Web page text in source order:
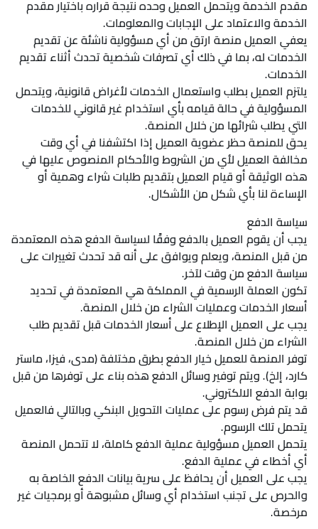
مقدم الخدمة ويتحمل العميل وحده نتيجة قراره باختيار مقدم
الخدمة والاعتماد على الإجابات والمعلومات.
يعفي العميل منصة ارتق من أي مسؤولية ناشئة عن تقديم
الخدمات له، بما في ذلك أي تصرفات شخصية تحدث أثناء تقديم
الخدمات.
يلتزم العميل بطلب واستعمال الخدمات لأغراض قانونية، ويتحمل
المسؤولية في حالة قيامه بأي استخدام غير قانوني للخدمات
التي يطلب شرائها من خلال المنصة.
يحق للمنصة حظر عضوية العميل إذا اكتشفنا في أي وقت
مخالفة العميل لأي من الشروط والأحكام المنصوص عليها في
هذه الوثيقة أو قيام العميل بتقديم طلبات شراء وهمية أو
الإساءة لنا بأي شكل من الأشكال.
سياسة الدفع
يجب أن يقوم العميل بالدفع وفقًا لسياسة الدفع هذه المعتمدة
من قبل المنصة، ويعلم ويوافق على أنه قد تحدث تغييرات على
سياسة الدفع من وقت لآخر.
تكون العملة الرسمية في المملكة هي المعتمدة في تحديد
أسعار الخدمات وعمليات الشراء من خلال المنصة.
يجب على العميل الإطلاع على أسعار الخدمات قبل تقديم طلب
الشراء من خلال المنصة.
توفر المنصة للعميل خيار الدفع بطرق مختلفة (مدى، فيزا، ماستر
كارد، إلخ). ويتم توفير وسائل الدفع هذه بناء على توفرها من قبل
بوابة الدفع الالكتروني.
قد يتم فرض رسوم على عمليات التحويل البنكي وبالتالي فالعميل
يتحمل تلك الرسوم.
يتحمل العميل مسؤولية عملية الدفع كاملة، لا تتحمل المنصة
أي أخطاء في عملية الدفع.
يجب على العميل أن يحافظ على سرية بيانات الدفع الخاصة به
والحرص على تجنب استخدام أي وسائل مشبوهة أو برمجيات غير
مرخصة.